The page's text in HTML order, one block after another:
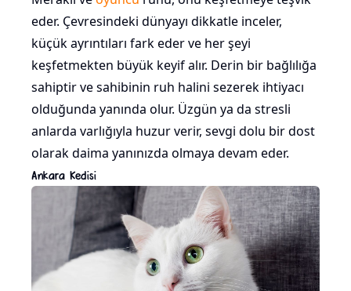
eder. Çevresindeki dünyayı dikkatle inceler,
küçük ayrıntıları fark eder ve her şeyi
keşfetmekten büyük keyif alır. Derin bir bağlılığa
sahiptir ve sahibinin ruh halini sezerek ihtiyacı
olduğunda yanında olur. Üzgün ya da stresli
anlarda varlığıyla huzur verir, sevgi dolu bir dost
olarak daima yanınızda olmaya devam eder.
Ankara Kedisi